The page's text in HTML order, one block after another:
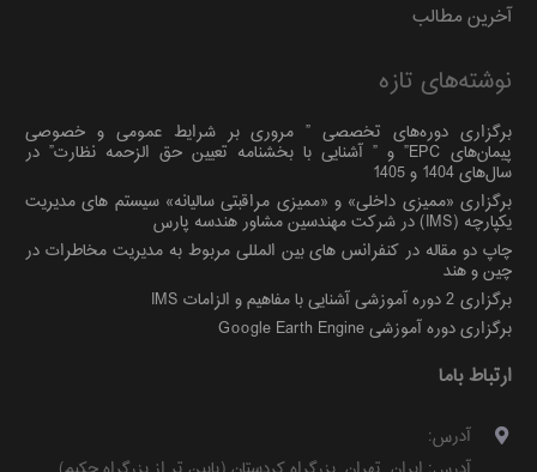
آخرین مطالب
نوشته‌های تازه
برگزاری دوره‌های تخصصی ” مروری بر شرایط عمومی و خصوصی
پیمان‌های EPC” و ” آشنایی با بخشنامه تعیین حق الزحمه نظارت” در
سال‌های 1404 و 1405
برگزاری «ممیزی داخلی» و «ممیزی مراقبتی سالیانه» سیستم های مدیریت
یکپارچه (IMS) در شرکت مهندسین مشاور هندسه پارس
چاپ دو مقاله در کنفرانس های بین المللی مربوط به مدیریت مخاطرات در
چین و هند
برگزاری 2 دوره آموزشی آشنایی با مفاهیم و الزامات IMS
برگزاری دوره آموزشی Google Earth Engine
ارتباط باما
آدرس: